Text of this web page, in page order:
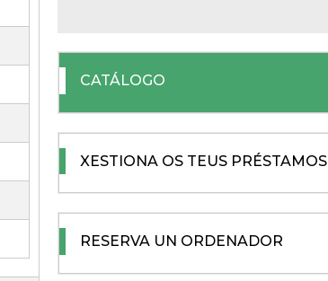
CATÁLOGO
XESTIONA OS TEUS PRÉSTAMOS
RESERVA UN ORDENADOR